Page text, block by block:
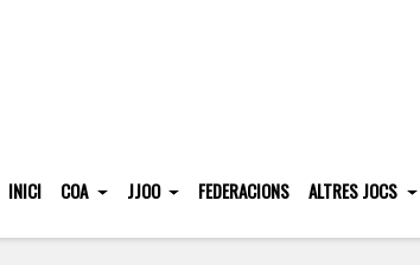
INICI COA JJOO FEDERACIONS ALTRES JOCS